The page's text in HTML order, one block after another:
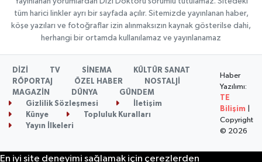
tüm harici linkler ayrı bir sayfada açılır. Sitemizde yayınlanan haber,
köşe yazıları ve fotoğraflar izin alınmaksızın kaynak gösterilse dahi,
herhangi bir ortamda kullanılamaz ve yayınlanamaz
DİZİ TV SİNEMA
KÜLTÜR SANAT
RÖPORTAJ
ÖZEL HABER
NOSTALJİ
MAGAZİN
DÜNYA
GÜNDEM
Gizlilik Sözleşmesi
İletişim
Künye
Topluluk Kuralları
Yayın İlkeleri
Haber
Yazılımı:
TE
Bilişim
Copyright
© 2026
En iyi site deneyimi sağlamak için çerezlerden